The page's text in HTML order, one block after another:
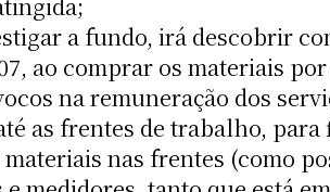
a fundo, irá descobrir
ao comprar os materiais
na remuneração dos
as frentes de trabalho,
nas frentes (como